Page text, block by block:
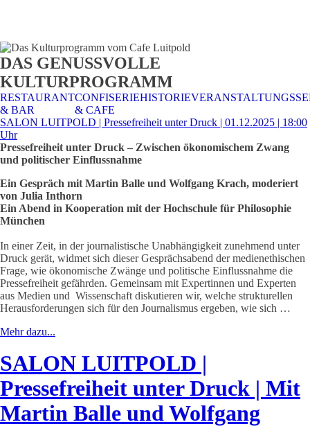
CAFE &
RESTAURANT
TISCHRESERVIERUNG
& KARTE
TISCHRESERVIERUNG
& SPEISEKARTE
DAS GENUSSVOLLE
KULTURPROGRAMM
RESTAURANT
& BAR
CONFISERIE
& CAFE
HISTORIE
SALON LUITPOLD | Pressefreiheit unter Druck | 01.12.2025 | 18:00
Uhr
Pressefreiheit unter Druck – Zwischen ökonomischem Zwang
und politischer Einflussnahme
Ein Gespräch mit Martin Balle und Wolfgang Krach, moderiert
von Julia Inthorn
Ein Abend in Kooperation mit der Hochschule für Philosophie
München
In einer Zeit, in der journalistische Unabhängigkeit zunehmend unter
Druck gerät, widmet sich dieser Gesprächsabend der medienethischen
Frage, wie ökonomische Zwänge und politische Einflussnahme die
Pressefreiheit gefährden. Gemeinsam mit Expertinnen und Experten
aus Medien und Wissenschaft diskutieren wir, welche strukturellen
Herausforderungen sich für den Journalismus ergeben, wie sich …
Mehr dazu...
SALON LUITPOLD |
Pressefreiheit unter Druck | Mit
Martin Balle und Wolfgang